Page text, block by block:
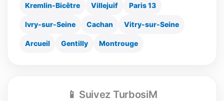
Kremlin-Bicêtre Villejuif Paris 13
Ivry-sur-Seine Cachan Vitry-sur-Seine
Arcueil Gentilly Montrouge
📱 Suivez TurbosiM